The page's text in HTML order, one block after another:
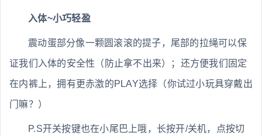
入体~小巧轻盈
震动蛋部分像一颗圆滚滚的提子，尾部的拉绳可以保
证我们入体的安全性（防止拿不出来）；还方便我们固定
在内裤上，拥有更赤激的PLAY选择（你试过小玩具穿戴出
门嘛？）
P.S开关按键也在小尾巴上哦，长按开/关机，点按切